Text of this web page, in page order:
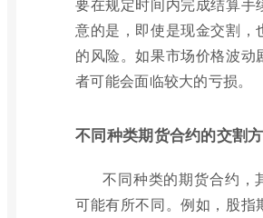
意的是，即使是现金交割，
的风险。如果市场价格波动
者可能会面临较大的亏损。
不同种类期货合约的交割
不同种类的期货合约，
可能有所不同。例如，股指